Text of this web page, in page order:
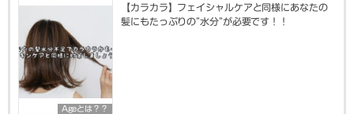
Ageとは？？
【カラカラ】フェイシャルケアと同様にあなたの
髪にもたっぷりの”水分”が必要です！！